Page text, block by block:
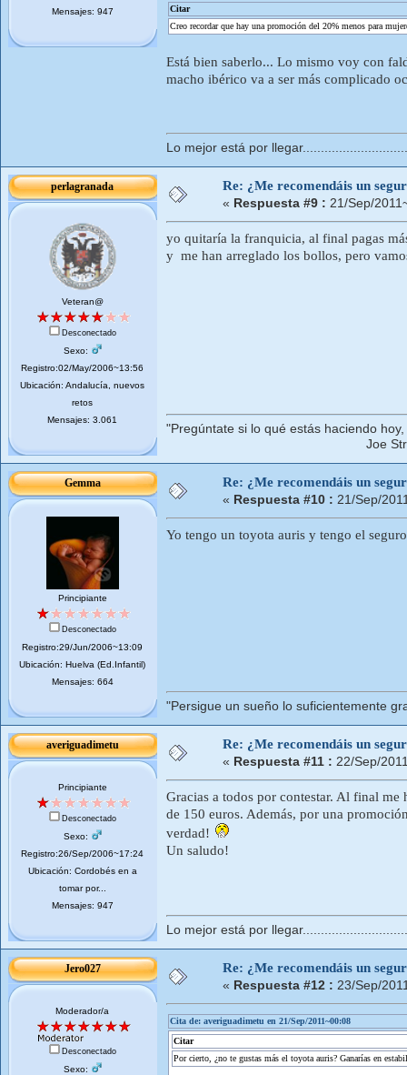
Mensajes: 947
Citar
Creo recordar que hay una promoción del 20% menos para
Está bien saberlo... Lo mismo voy con
macho ibérico va a ser más complicado
Lo mejor está por
perlagranada
Veteran@
Desconectado
Sexo:
Registro:02/May/2006~13:56
Ubicación: Andalucía, nuevos
retos
Mensajes: 3.061
Re: ¿Me recomendáis un
« Respuesta #9 : 21/Sep/
yo quitaría la franquicia, al final pagas
y me han arreglado los bollos, pero
"Pregúntate si lo qué estás haciendo
Joe
Gemma
Principiante
Desconectado
Registro:29/Jun/2006~13:09
Ubicación: Huelva (Ed.Infantil)
Mensajes: 664
Re: ¿Me recomendáis un
« Respuesta #10 : 21/Sep/
Yo tengo un toyota auris y tengo el
"Persigue un sueño lo suficientemente
averiguadimetu
Principiante
Desconectado
Sexo:
Registro:26/Sep/2006~17:24
Ubicación: Cordobés en a
tomar por...
Mensajes: 947
Re: ¿Me recomendáis un
« Respuesta #11 : 22/Sep/
Gracias a todos por contestar. Al final
de 150 euros. Además, por una
verdad!
Un saludo!
Lo mejor está por
Jero027
Moderador/a
Desconectado
Sexo:
Re: ¿Me recomendáis un
« Respuesta #12 : 23/Sep/
Cita de: averiguadimetu en 21/Sep/2011~00:08
Citar
Por cierto, ¿no te gustas más el toyota auris? Ganarías en